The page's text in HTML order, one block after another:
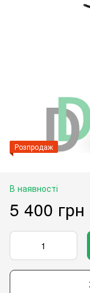
Розпродаж
В наявності
5 400 грн